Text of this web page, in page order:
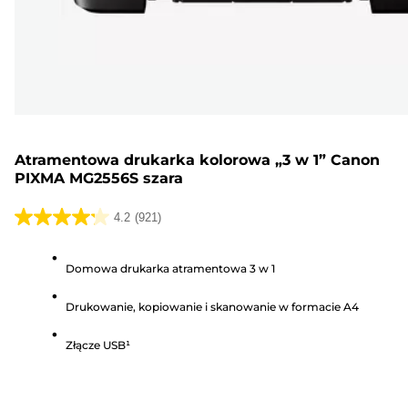
Atramentowa drukarka kolorowa „3 w 1” Canon
PIXMA MG2556S szara
4.2 (921)
4.2
gwiazdek.
Recenzji
Domowa drukarka atramentowa 3 w 1
Drukowanie, kopiowanie i skanowanie w formacie A4
Złącze USB¹